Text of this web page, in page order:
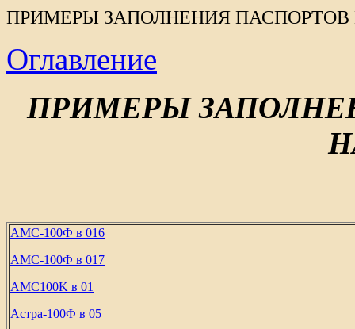
ПРИМЕРЫ ЗАПОЛНЕНИЯ
Оглавление
ПРИМЕРЫ
АМС-100Ф в 016
АМС-100Ф в 017
AMC100K в 01
Астра-100Ф в 05